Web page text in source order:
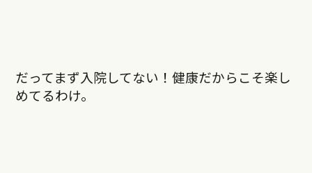
だってまず入院してない！健康だからこそ楽し
めてるわけ。